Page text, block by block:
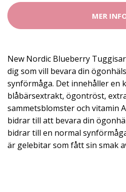
MER
New Nordic Blueberry
dig som vill bevara din
synförmåga. Det innehåller en
blåbärsextrakt, ögontröst,
sammetsblomster och vitamin
bidrar till att bevara din
bidrar till en normal
är gelebitar som fått sin smak